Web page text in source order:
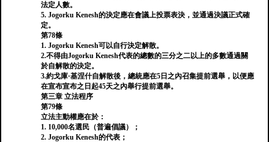
法定人數。
5. Jogorku Kenesh的決定應在會議上投票表決，並通過決議正式確
定。
第78條
1. Jogorku Kenesh可以自行決定解散。
2.不得由Jogorku Kenesh代表的總數的三分之二以上的多數通過關
於自解散的決定。
3.約戈庫·基涅什自解散後，總統應在5日之內召集提前選舉，以便應
在宣布宣布之日起45天之內舉行提前選舉。
第三章 立法程序
第79條
立法主動權應在於：
1. 10,000名選民（普遍倡議）；
2. Jogorku Kenesh的代表；